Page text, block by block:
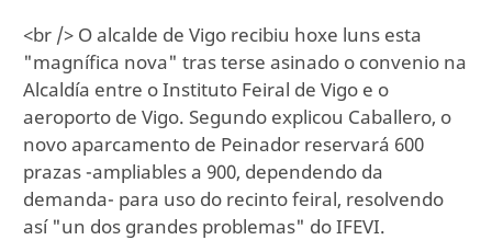
<br /> O alcalde de Vigo recibiu hoxe luns esta
"magnífica nova" tras terse asinado o convenio na
Alcaldía entre o Instituto Feiral de Vigo e o
aeroporto de Vigo. Segundo explicou Caballero, o
novo aparcamento de Peinador reservará 600
prazas -ampliables a 900, dependendo da
demanda- para uso do recinto feiral, resolvendo
así "un dos grandes problemas" do IFEVI.